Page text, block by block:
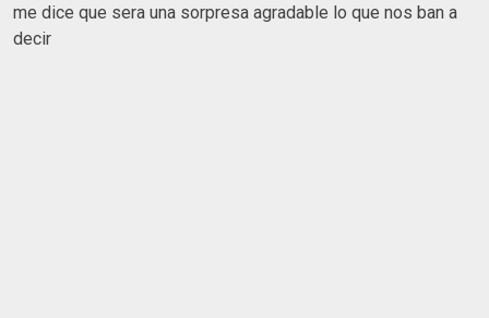
me dice que sera una sorpresa agradable lo que nos ban a
decir